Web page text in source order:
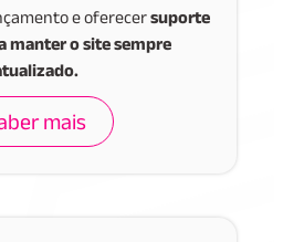
e oferecersuporte
manter o site sempre
mais